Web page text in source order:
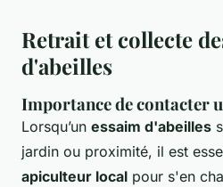
Retrait et collecte
d'abeilles
Importance de contacter
Lorsqu’un essaim d'abeilles
jardin ou proximité, il est
apiculteur local pour s'en